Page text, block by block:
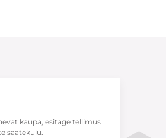
kaupa, esitage tellimus
saatekulu.